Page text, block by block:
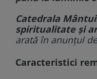
Catedrala
spiritualitate și
arată în anunțul
Caracteristici